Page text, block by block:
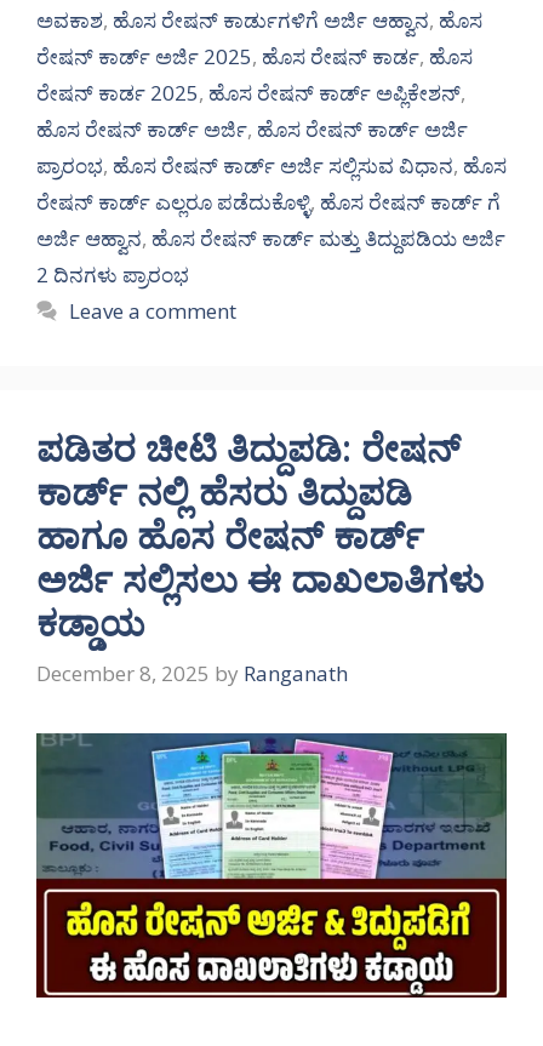
ಅವಕಾಶ, ಹೊಸ ರೇಷನ್ ಕಾರ್ಡುಗಳಿಗೆ ಅರ್ಜಿ ಆಹ್ವಾನ, ಹೊಸ
ರೇಷನ್ ಕಾರ್ಡ್ ಅರ್ಜಿ 2025, ಹೊಸ ರೇಷನ್ ಕಾರ್ಡ, ಹೊಸ
ರೇಷನ್ ಕಾರ್ಡ 2025, ಹೊಸ ರೇಷನ್ ಕಾರ್ಡ್ ಅಪ್ಲಿಕೇಶನ್,
ಹೊಸ ರೇಷನ್ ಕಾರ್ಡ್ ಅರ್ಜಿ, ಹೊಸ ರೇಷನ್ ಕಾರ್ಡ್ ಅರ್ಜಿ
ಪ್ರಾರಂಭ, ಹೊಸ ರೇಷನ್ ಕಾರ್ಡ್ ಅರ್ಜಿ ಸಲ್ಲಿಸುವ ವಿಧಾನ, ಹೊಸ
ರೇಷನ್ ಕಾರ್ಡ್ ಎಲ್ಲರೂ ಪಡೆದುಕೊಳ್ಳಿ, ಹೊಸ ರೇಷನ್ ಕಾರ್ಡ್ ಗೆ
ಅರ್ಜಿ ಆಹ್ವಾನ, ಹೊಸ ರೇಷನ್ ಕಾರ್ಡ್ ಮತ್ತು ತಿದ್ದುಪಡಿಯ ಅರ್ಜಿ
2 ದಿನಗಳು ಪ್ರಾರಂಭ
Leave a comment
ಪಡಿತರ ಚೀಟಿ ತಿದ್ದುಪಡಿ: ರೇಷನ್
ಕಾರ್ಡ್ ನಲ್ಲಿ ಹೆಸರು ತಿದ್ದುಪಡಿ
ಹಾಗೂ ಹೊಸ ರೇಷನ್ ಕಾರ್ಡ್
ಅರ್ಜಿ ಸಲ್ಲಿಸಲು ಈ ದಾಖಲಾತಿಗಳು
ಕಡ್ಡಾಯ
December 8, 2025 by Ranganath